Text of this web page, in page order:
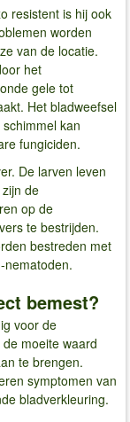
resistent is hij ook
worden
van de locatie.
het
gele tot
Het bladweefsel
kan
fungiciden.
De larven leven
de
op de
te bestrijden.
bestreden met
nematoden.
bemest?
voor de
moeite waard
te brengen.
symptomen van
bladverkleuring.